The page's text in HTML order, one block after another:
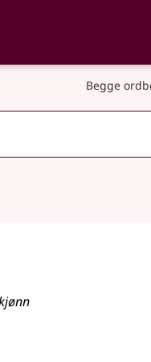
Begge